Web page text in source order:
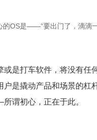
的OS是——“要出门了，滴滴
或是打车软件，将没有任
户是撬动产品和场景的杠
谓初心，正在于此。